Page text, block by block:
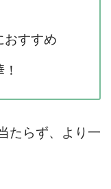
おすすめ
たらず、より一